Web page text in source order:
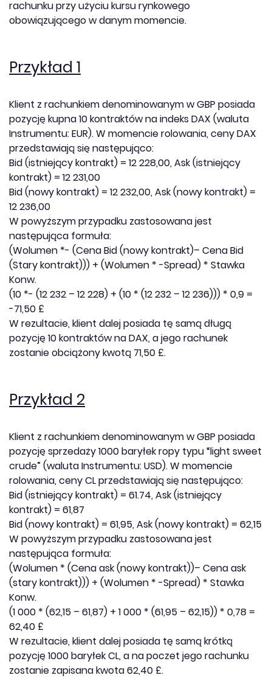
rachunku przy użyciu kursu rynkowego
obowiązującego w danym momencie.
Przykład 1
Klient z rachunkiem denominowanym w GBP posiada
pozycję kupna 10 kontraktów na indeks DAX (waluta
Instrumentu: EUR). W momencie rolowania, ceny DAX
przedstawiają się następująco:
Bid (istniejący kontrakt) = 12 228,00, Ask (istniejący
kontrakt) = 12 231,00
Bid (nowy kontrakt) = 12 232,00, Ask (nowy kontrakt) =
12 236,00
W powyższym przypadku zastosowana jest
następująca formuła:
(Wolumen *- (Cena Bid (nowy kontrakt)– Cena Bid
(Stary kontrakt))) + (Wolumen * -Spread) * Stawka
Konw.
(10 *- (12 232 – 12 228) + (10 * (12 232 – 12 236))) * 0,9 =
-71,50 £
W rezultacie, klient dalej posiada tę samą długą
pozycję 10 kontraktów na DAX, a jego rachunek
zostanie obciążony kwotą 71,50 £.
Przykład 2
Klient z rachunkiem denominowanym w GBP posiada
pozycję sprzedaży 1000 baryłek ropy typu “light sweet
crude” (waluta Instrumentu: USD). W momencie
rolowania, ceny CL przedstawiają się następująco:
Bid (istniejący kontrakt) = 61.74, Ask (istniejący
kontrakt) = 61,87
Bid (nowy kontrakt) = 61,95, Ask (nowy kontrakt) = 62,15
W powyższym przypadku zastosowana jest
następująca formuła:
(Wolumen * (Cena ask (nowy kontrakt))– Cena ask
(stary kontrakt))) + (Wolumen * -Spread) * Stawka
Konw.
(1 000 * (62,15 – 61,87) + 1 000 * (61,95 – 62,15)) * 0,78 =
62,40 £
W rezultacie, klient dalej posiada tę samą krótką
pozycję 1000 baryłek CL, a na poczet jego rachunku
zostanie zapisana kwota 62,40 £.